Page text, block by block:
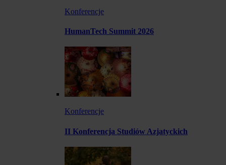
Konferencje
HumanTech Summit 2026
Konferencje
II Konferencja Studiów Azjatyckich